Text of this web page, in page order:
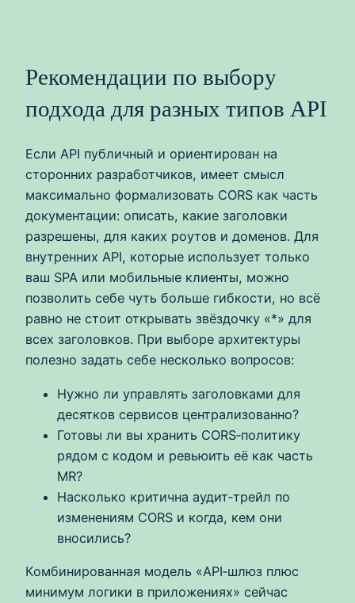
Рекомендации по выбору
подхода для разных типов API
Если API публичный и ориентирован на
сторонних разработчиков, имеет смысл
максимально формализовать CORS как часть
документации: описать, какие заголовки
разрешены, для каких роутов и доменов. Для
внутренних API, которые использует только
ваш SPA или мобильные клиенты, можно
позволить себе чуть больше гибкости, но всё
равно не стоит открывать звёздочку «*» для
всех заголовков. При выборе архитектуры
полезно задать себе несколько вопросов:
Нужно ли управлять заголовками для
десятков сервисов централизованно?
Готовы ли вы хранить CORS‑политику
рядом с кодом и ревьюить её как часть
MR?
Насколько критична аудит‑трейл по
изменениям CORS и когда, кем они
вносились?
Комбинированная модель «API‑шлюз плюс
минимум логики в приложениях» сейчас